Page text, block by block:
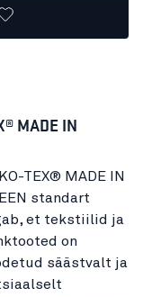
MADE IN
TEX® MADE IN
standart
et tekstiilid ja
on
säästvalt ja